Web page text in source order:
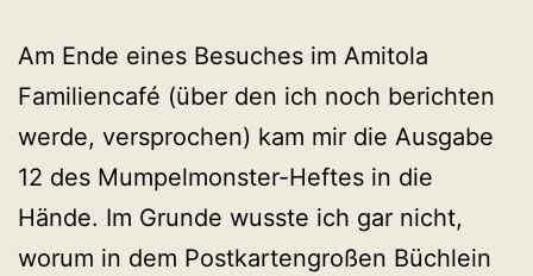
Am Ende eines Besuches im Amitola
Familiencafé (über den ich noch berichten
werde, versprochen) kam mir die Ausgabe
12 des Mumpelmonster-Heftes in die
Hände. Im Grunde wusste ich gar nicht,
worum in dem Postkartengroßen Büchlein